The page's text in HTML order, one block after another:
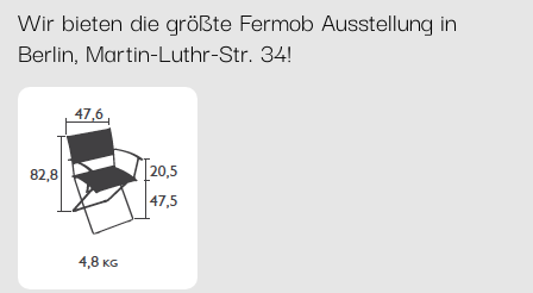
Wir bieten die größte Fermob Ausstellung in
Berlin, Martin-Luthr-Str. 34!